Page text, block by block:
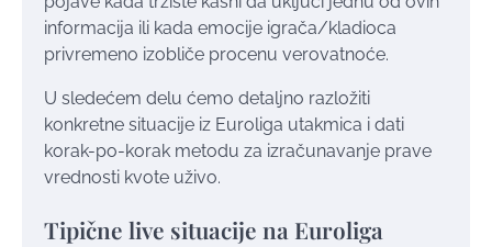
informacija ili kada emocije igrača/kladioca
privremeno izobliče procenu verovatnoće.
U sledećem delu ćemo detaljno razložiti
konkretne situacije iz Euroliga utakmica i dati
korak-po-korak metodu za izračunavanje prave
vrednosti kvote uživo.
Tipične live situacije na Euroliga